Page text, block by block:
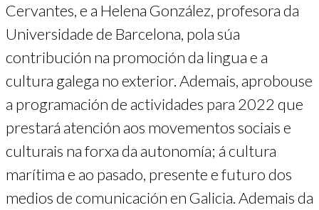
Cervantes, e a Helena González, profesora da
Universidade de Barcelona, pola súa
contribución na promoción da lingua e a
cultura galega no exterior. Ademais, aprobouse
a programación de actividades para 2022 que
prestará atención aos movementos sociais e
culturais na forxa da autonomía; á cultura
marítima e ao pasado, presente e futuro dos
medios de comunicación en Galicia. Ademais da